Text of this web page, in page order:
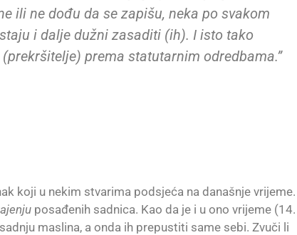
ili ne dođu da se zapišu, neka po svakom
i dalje dužni zasaditi (ih). I isto tako
prema statutarnim odredbama.”
koji u nekim stvarima podsjeća na današnje vrijeme.
posađenih sadnica. Kao da je i u ono vrijeme (14.
maslina, a onda ih prepustiti same sebi. Zvuči li